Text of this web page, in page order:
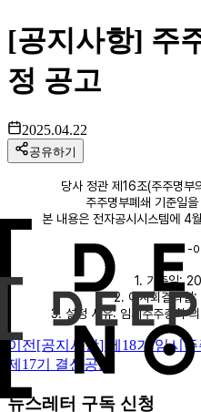
[공지사항] 주
정 공고
2025.04.22
공유하기
당사 정관 제16조(주주명부
주주명부폐쇄 기준일
본 내용은 전자공시시스템에 4
-
1. 기준일:
2. 이사회결의
3. 설정 사유: 임시주주총회
이전 [공지사항] 제18기 임시주
제17기 결산공고
뉴스레터 구독 신청